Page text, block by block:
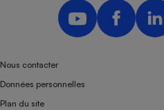
Nous contacter
Données personnelles
Plan du site